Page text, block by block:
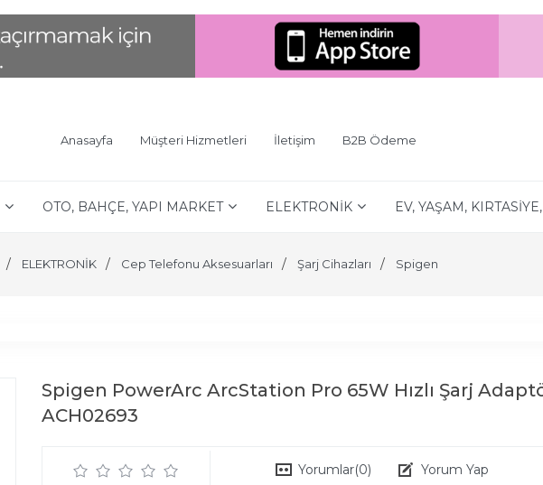
Anasayfa Müşteri Hizmetleri İletişim B2B Ödeme
OTO, BAHÇE, YAPI MARKET ELEKTRONİK EV, YAŞAM,
ELEKTRONİK Cep Telefonu Aksesuarları Şarj Cihazları Spigen
Spigen PowerArc ArcStation Pro 65W Hızlı Şarj
ACH02693
Yorumlar(0) Yorum Yap